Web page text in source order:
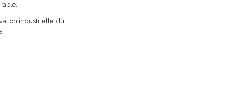
industrielle, du